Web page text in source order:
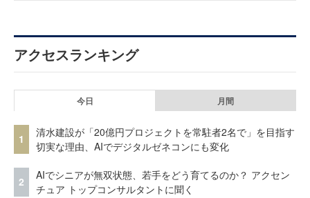
アクセスランキング
今日 月間
1
清水建設が「20億円プロジェクトを常駐者2名で」を目指す
切実な理由、AIでデジタルゼネコンにも変化
2
AIでシニアが無双状態、若手をどう育てるのか？ アクセン
チュア トップコンサルタントに聞く